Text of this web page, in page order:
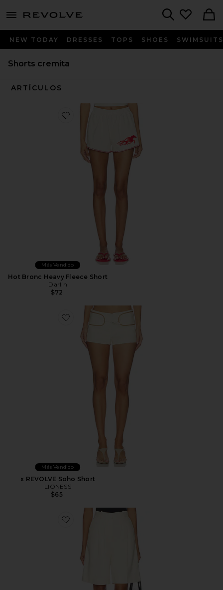
menu - shows more content
NEW TODAY DRESSES TOPS SHOES SWIMSUITS
Shorts cremita
ARTÍCULOS
Favorite Hot Bronc Heavy Fleece Short
Más Vendido
Hot Bronc Heavy Fleece Short
Darlin
$72
Favorite x REVOLVE Soho Short
Más Vendido
x REVOLVE Soho Short
LIONESS
$65
Favorite Bryson Short